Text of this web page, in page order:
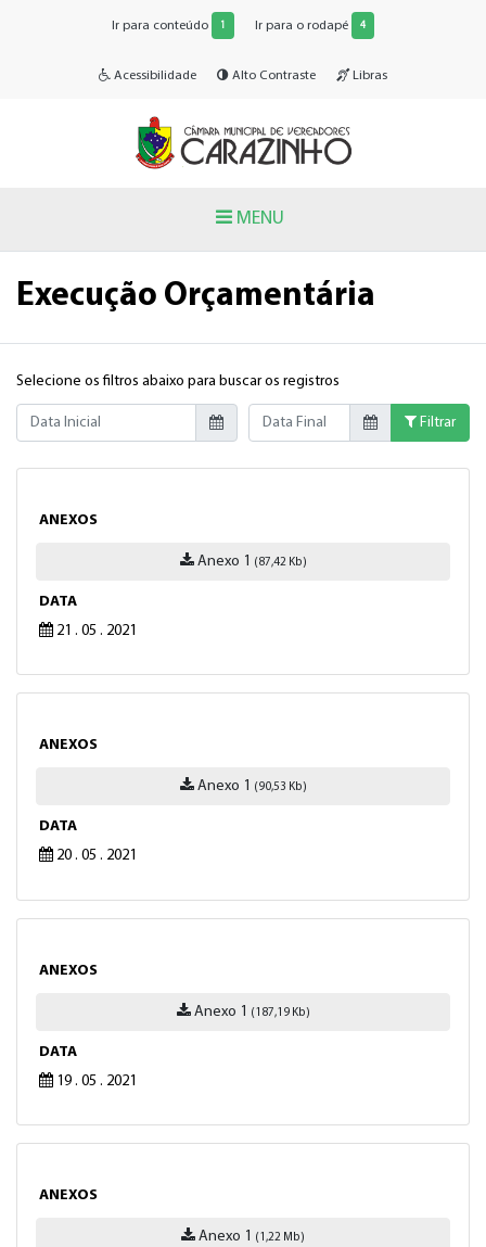
Ir para conteúdo 1 Ir para o rodapé 4
Acessibilidade Alto Contraste Libras
MENU
Execução Orçamentária
Selecione os filtros abaixo para buscar os registros
Data Inicial
Data Final
Filtrar
ANEXOS
Anexo 1 (87,42 Kb)
DATA
21 . 05 . 2021
ANEXOS
Anexo 1 (90,53 Kb)
DATA
20 . 05 . 2021
ANEXOS
Anexo 1 (187,19 Kb)
DATA
19 . 05 . 2021
ANEXOS
Anexo 1 (1,22 Mb)